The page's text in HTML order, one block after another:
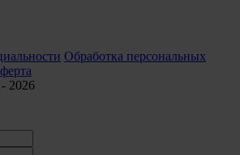
Обработка персональных
2026